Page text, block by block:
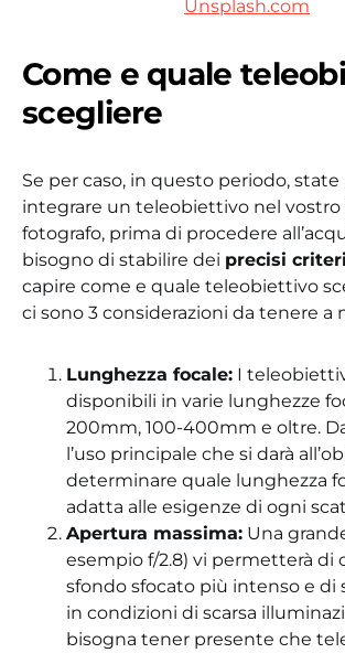
Unsplash.com
Come e quale
scegliere
Se per caso, in questo periodo,
integrare un teleobiettivo nel vostro
fotografo, prima di procedere
bisogno di stabilire dei precisi
capire come e quale teleobiettivo
ci sono 3 considerazioni da tenere a
Lunghezza focale: I
disponibili in varie lunghezze
200mm, 100-400mm e oltre.
l’uso principale che si darà
determinare quale lunghezza
adatta alle esigenze di ogni
Apertura massima: Una
esempio f/2.8) vi permetterà di
sfondo sfocato più intenso e di
in condizioni di scarsa
bisogna tener presente che